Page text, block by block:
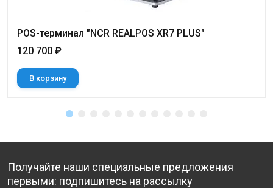
POS-терминал "NCR REALPOS XR7 PLUS"
120 700 ₽
В корзину
Получайте наши специальные предложения
первыми: подпишитесь на рассылку